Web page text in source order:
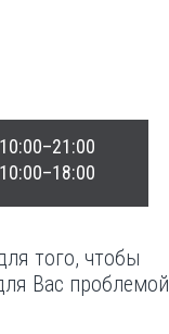
того, чтобы
Вас проблемой